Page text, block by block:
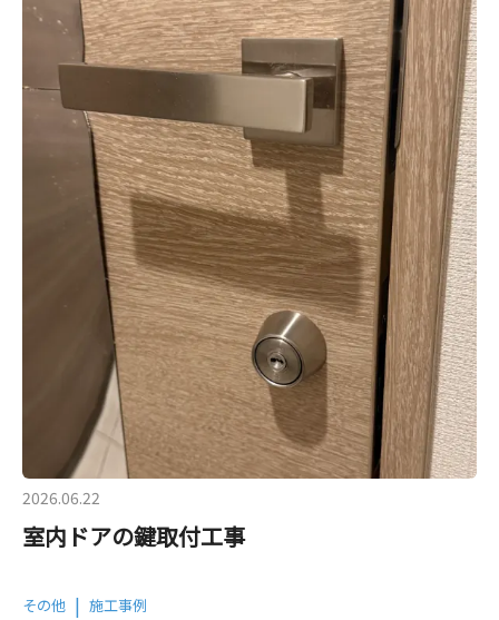
2026.06.22
室内ドアの鍵取付工事
その他 | 施工事例